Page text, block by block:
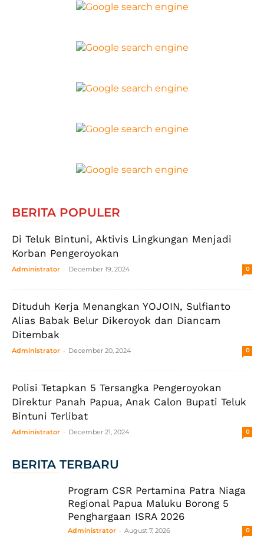
BERITA POPULER
Di Teluk Bintuni, Aktivis Lingkungan Menjadi
Korban Pengeroyokan
Administrator - December 19, 2024 0
Dituduh Kerja Menangkan YOJOIN, Sulfianto
Alias Babak Belur Dikeroyok dan Diancam
Ditembak
Administrator - December 20, 2024 0
Polisi Tetapkan 5 Tersangka Pengeroyokan
Direktur Panah Papua, Anak Calon Bupati Teluk
Bintuni Terlibat
Administrator - December 21, 2024 0
BERITA TERBARU
Program CSR Pertamina Patra Niaga
Regional Papua Maluku Borong 5
Penghargaan ISRA 2026
Administrator - August 7, 2026 0